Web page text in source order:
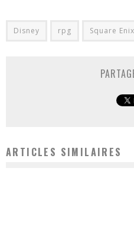
Disney rpg Square Enix
ARTICLES SIMILAIRES